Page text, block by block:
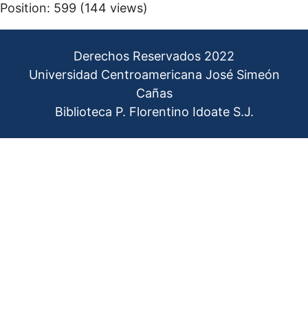
Position: 599 (144 views)
Derechos Reservados 2022
Universidad Centroamericana José Simeón
Cañas
Biblioteca P. Florentino Idoate S.J.